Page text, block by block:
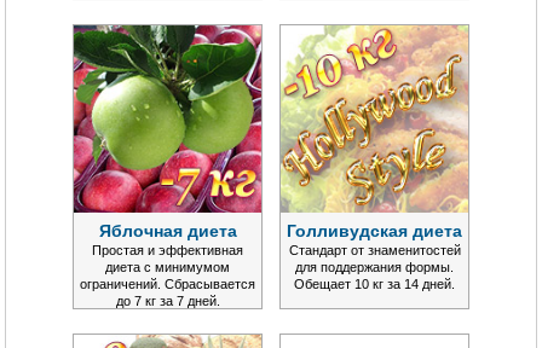
Яблочная диета
Простая и эффективная
диета с минимумом
ограничений. Сбрасывается
до 7 кг за 7 дней.
Голливудская диета
Стандарт от знаменитостей
для поддержания формы.
Обещает 10 кг за 14 дней.